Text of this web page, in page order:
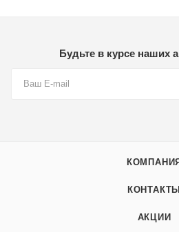
Будьте в курсе наших
КОМПАНИЯ
КОНТАКТЫ
АКЦИИ